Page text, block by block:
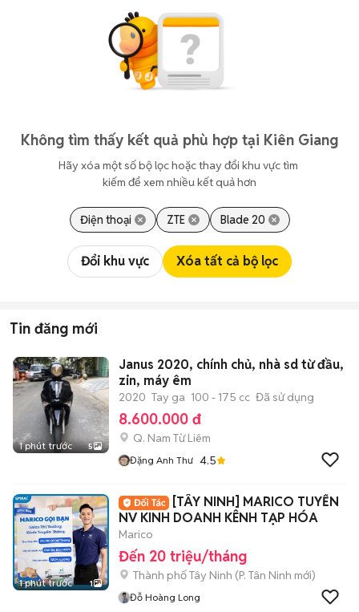
Không tìm thấy kết quả phù hợp tại Kiên Giang
Hãy xóa một số bộ lọc hoặc thay đổi khu vực tìm
kiếm để xem nhiều kết quả hơn
Điện thoại ZTE Blade 20
Đổi khu vực Xóa tất cả bộ lọc
Tin đăng mới
1 phút trước 5
Janus 2020, chính chủ, nhà sd từ đầu,
zin, máy êm
2020 Tay ga 100 - 175 cc Đã sử dụng
8.600.000 đ
Q. Nam Từ Liêm
Đặng Anh Thư 4.5
1 phút trước 1
[TÂY NINH] MARICO TUYỂN
NV KINH DOANH KÊNH TẠP HÓA
Marico
Đến 20 triệu/tháng
Thành phố Tây Ninh (P. Tân Ninh mới)
Đỗ Hoàng Long